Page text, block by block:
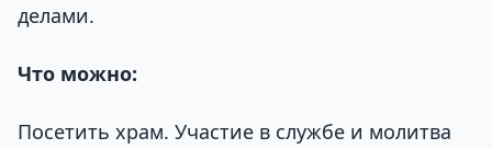
делами.
Что можно:
Посетить храм. Участие в службе и молитва